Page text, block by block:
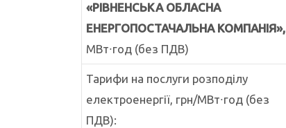
«РІВНЕНСЬКА ОБЛАСНА
ЕНЕРГОПОСТАЧАЛЬНА КОМПАНІЯ»,
МВт∙год (без ПДВ)
Тарифи на послуги розподілу
електроенергії, грн/МВт∙год (без
ПДВ):